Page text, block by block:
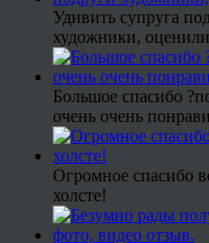
Удивить супруга
художники,
Большое спасибо
очень очень
Огромное спасибо
холсте!